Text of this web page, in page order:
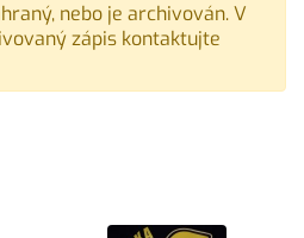
nebo je archivován. V
zápis kontaktujte